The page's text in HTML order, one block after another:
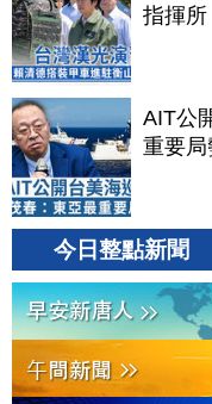
指揮所
AIT公
重要局
今日整點新聞